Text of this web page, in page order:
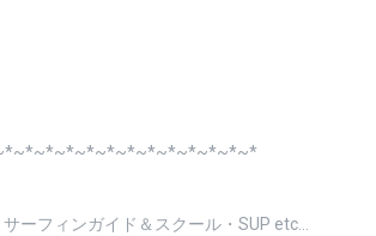
ーフィンガイド＆スクール・SUP etc…